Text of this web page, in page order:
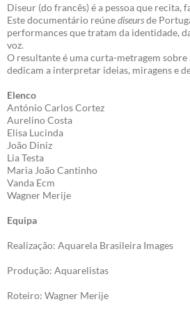
Diseur (do francês) é a pessoa que recita,
Este documentário reúnediseursde
performances que tratam da identidade,
voz.
O resultante é uma curta-metragem sobre
dedicam a interpretar ideias, miragens e
Elenco
António Carlos Cortez
Aurelino Costa
Elisa Lucinda
João Diniz
Lia Testa
Maria João Cantinho
Vanda Ecm
Wagner Merije
Equipa
Realização: Aquarela Brasileira Images
Produção: Aquarelistas
Roteiro: Wagner Merije